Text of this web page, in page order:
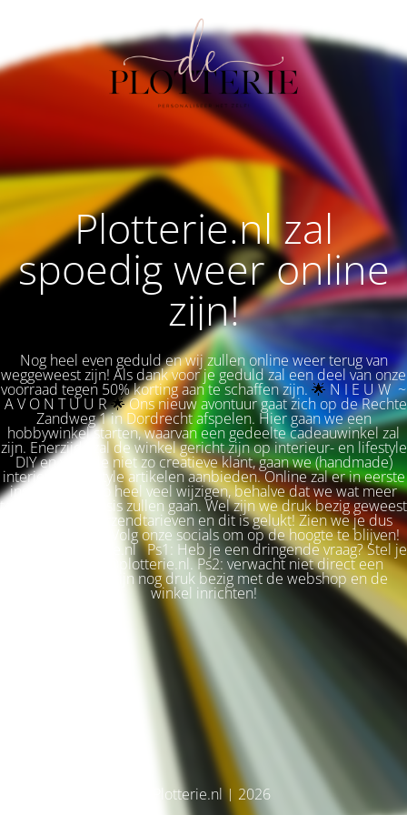
Plotterie.nl zal
spoedig weer online
zijn!
Nog heel even geduld en wij zullen online weer terug van
weggeweest zijn! Als dank voor je geduld zal een deel van onze
voorraad tegen 50% korting aan te schaffen zijn. 🌟 N I E U W ~
A V O N T U U R🌟Ons nieuw avontuur gaat zich op de Rechte
Zandweg 1 in Dordrecht afspelen. Hier gaan we een
hobbywinkel starten, waarvan een gedeelte cadeauwinkel zal
zijn. Enerzijds zal de winkel gericht zijn op interieur- en lifestyle
DIY en voor de niet zo creatieve klant, gaan we (handmade)
interieur & lifestyle artikelen aanbieden. Online zal er in eerste
instantie niet zo heel veel wijzigen, behalve dat we wat meer
terug naar de basis zullen gaan. Wel zijn we druk bezig geweest
met betere verzendtarieven en dit is gelukt! Zien we je dus
snel weer terug? Volg onze socials om op de hoogte te blijven!
Liefs, Ilse. Plotterie.nl Ps1: Heb je een dringende vraag? Stel je
vraag via info@plotterie.nl. Ps2: verwacht niet direct een
antwoord. We zijn nog druk bezig met de webshop en de
winkel inrichten!
© Plotterie.nl | 2026